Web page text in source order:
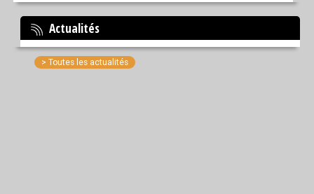
Actualités
> Toutes les actualités